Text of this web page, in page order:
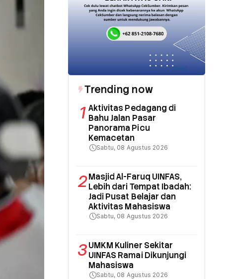
Trending now
1 Aktivitas Pedagang di
Bahu Jalan Pasar
Panorama Picu
Kemacetan
Sabtu, 08 Agustus 2026
2Masjid Al-Faruq UINFAS,
Lebih dari Tempat Ibadah:
Jadi Pusat Belajar dan
Aktivitas Mahasiswa
Sabtu, 08 Agustus 2026
3UMKM Kuliner Sekitar
UINFAS Ramai Dikunjungi
Mahasiswa
Sabtu, 08 Agustus 2026